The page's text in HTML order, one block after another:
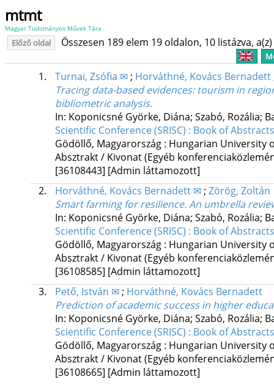
mtmt
Magyar Tudományos Művek Tára
Előző oldal Összesen 189 elem 19 oldalon, 10 listázva,
1. Turnai, Zsófia ✉; Horváthné, Kovács Bernadett
Tracing data-based evidences: tourism in
bibliometric analysis.
In: Koponicsné Györke, Diána; Szabó, Rozália;
Scientific Conference (SRISC) : Book of Abstracts
Gödöllő, Magyarország : Hungarian University
Absztrakt / Kivonat (Egyéb
[36108443] [Admin láttamozott]
2.
Horváthné, Kovács Bernadett ✉; Zörög, Zoltán
Smart farming for resilience. An umbrella
In: Koponicsné Györke, Diána; Szabó, Rozália;
Scientific Conference (SRISC) : Book of Abstracts
Gödöllő, Magyarország : Hungarian University
Absztrakt / Kivonat (Egyéb
[36108585] [Admin láttamozott]
3.
Pető, István ✉; Horváthné, Kovács Bernadett
Prediction of academic success in higher
In: Koponicsné Györke, Diána; Szabó, Rozália;
Scientific Conference (SRISC) : Book of Abstracts
Gödöllő, Magyarország : Hungarian University
Absztrakt / Kivonat (Egyéb
[36108665] [Admin láttamozott]